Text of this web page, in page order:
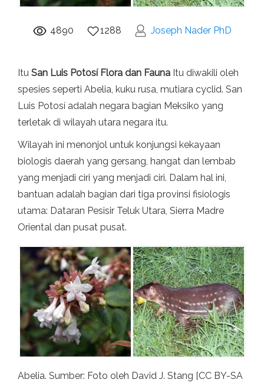
4890 1288 Joseph Nader PhD
Itu San Luis Potosí Flora dan Fauna Itu diwakili oleh
spesies seperti Abelia, kuku rusa, mutiara cyclid. San
Luis Potosí adalah negara bagian Meksiko yang
terletak di wilayah utara negara itu.
Wilayah ini menonjol untuk konjungsi kekayaan
biologis daerah yang gersang, hangat dan lembab
yang menjadi ciri yang menjadi ciri. Dalam hal ini,
bantuan adalah bagian dari tiga provinsi fisiologis
utama: Dataran Pesisir Teluk Utara, Sierra Madre
Oriental dan pusat pusat.
Abelia. Sumber: Foto oleh David J. Stang [CC BY-SA